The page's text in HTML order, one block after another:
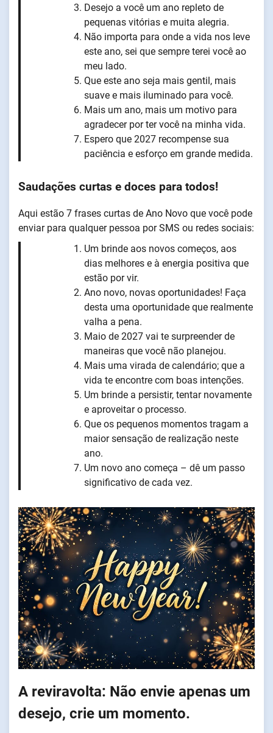
Desejo a você um ano repleto de
pequenas vitórias e muita alegria.
Não importa para onde a vida nos leve
este ano, sei que sempre terei você ao
meu lado.
Que este ano seja mais gentil, mais
suave e mais iluminado para você.
Mais um ano, mais um motivo para
agradecer por ter você na minha vida.
Espero que 2027 recompense sua
paciência e esforço em grande medida.
Saudações curtas e doces para todos!
Aqui estão 7 frases curtas de Ano Novo que você pode
enviar para qualquer pessoa por SMS ou redes sociais:
Um brinde aos novos começos, aos
dias melhores e à energia positiva que
estão por vir.
Ano novo, novas oportunidades! Faça
desta uma oportunidade que realmente
valha a pena.
Maio de 2027 vai te surpreender de
maneiras que você não planejou.
Mais uma virada de calendário; que a
vida te encontre com boas intenções.
Um brinde a persistir, tentar novamente
e aproveitar o processo.
Que os pequenos momentos tragam a
maior sensação de realização neste
ano.
Um novo ano começa – dê um passo
significativo de cada vez.
A reviravolta: Não envie apenas um
desejo, crie um momento.